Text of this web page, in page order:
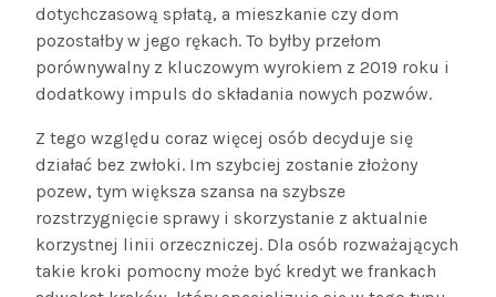
dotychczasową spłatą, a mieszkanie czy dom
pozostałby w jego rękach. To byłby przełom
porównywalny z kluczowym wyrokiem z 2019 roku i
dodatkowy impuls do składania nowych pozwów.
Z tego względu coraz więcej osób decyduje się
działać bez zwłoki. Im szybciej zostanie złożony
pozew, tym większa szansa na szybsze
rozstrzygnięcie sprawy i skorzystanie z aktualnie
korzystnej linii orzeczniczej. Dla osób rozważających
takie kroki pomocny może być kredyt we frankach